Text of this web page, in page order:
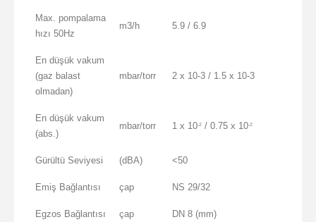
Max. pompalama
hızı 50Hz
m3/h 5.9 / 6.9
En düşük vakum
(gaz balast
olmadan)
mbar/torr 2 x 10-3 / 1.5 x 10-3
En düşük vakum
(abs.)
mbar/torr 1 x 10-2 / 0.75 x 10-2
Gürültü Seviyesi (dBA) <50
Emiş Bağlantısı çap NS 29/32
Egzos Bağlantısı çap DN 8 (mm)